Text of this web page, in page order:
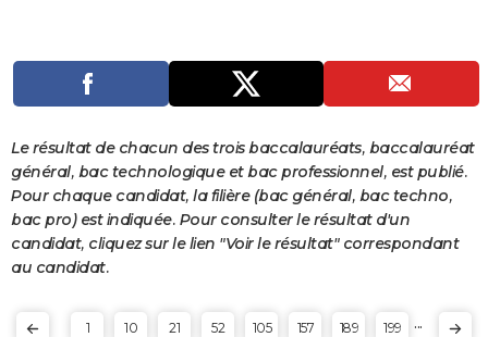
PROGRAMME TV
S'inscrire
Se connecter
Lycées
Collèges
Primaires
Universités
Entreprises
Service militaire
Avis de recherche
AVIS DE DÉCÈS
FORUM
Bricolage
Lifestyle
Culture
Sport
Auto
Television
Voyage
Cinema
Le résultat de chacun des trois baccalauréats, baccalauréat
général, bac technologique et bac professionnel, est publié.
Pour chaque candidat, la filière (bac général, bac techno,
bac pro) est indiquée. Pour consulter le résultat d'un
candidat, cliquez sur le lien "Voir le résultat" correspondant
au candidat.
1 10 21 52 105 157 189 199 ...